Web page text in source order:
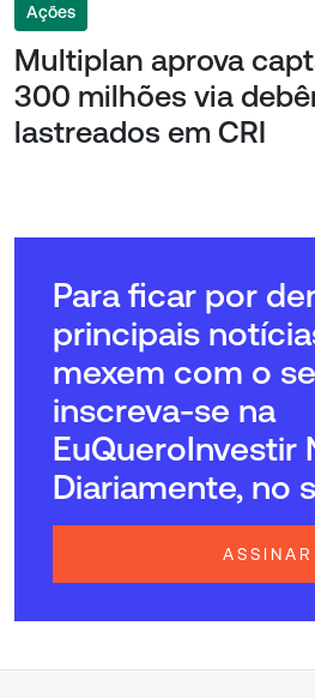
Ações
Multiplan aprova
300 milhões via
lastreados em CRI
Para ficar por
principais
mexem com o
inscreva-se na
EuQueroInvestir
Diariamente, no
ASSINAR